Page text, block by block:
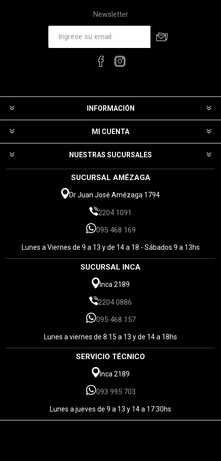
Newsletter
INFORMACIÓN
MI CUENTA
NUESTRAS SUCURSALES
SUCURSAL AMÉZAGA
Dr Juan José Amézaga 1794
2204 1091
095 468 169
Lunes a Viernes de 9 a 13 y de 14 a 18 - Sábados 9 a 13hs
SUCURSAL INCA
Inca 2189
2204 0886
095 468 157
Lunes a viernes de 8:15 a 13 y de 14 a 18hs
SERVICIO TÉCNICO
Inca 2189
093 995 703
Lunes a jueves de 9 a 13 y 14 a 17:30hs